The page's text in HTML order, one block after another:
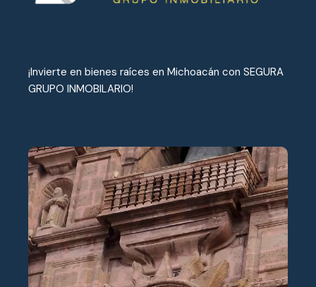
¡Invierte en bienes raíces en Michoacán con SEGURA
GRUPO INMOBILARIO!